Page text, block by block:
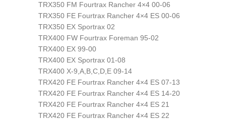
TRX350 FM Fourtrax Rancher 4×4 00-06
TRX350 FE Fourtrax Rancher 4×4 ES 00-06
TRX350 EX Sportrax 02
TRX400 FW Fourtrax Foreman 95-02
TRX400 EX 99-00
TRX400 EX Sportrax 01-08
TRX400 X-9,A,B,C,D,E 09-14
TRX420 FE Fourtrax Rancher 4×4 ES 07-13
TRX420 FE Fourtrax Rancher 4×4 ES 14-20
TRX420 FE Fourtrax Rancher 4×4 ES 21
TRX420 FE Fourtrax Rancher 4×4 ES 22